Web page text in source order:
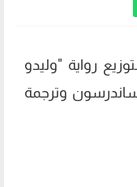
رواية "وليدو
ساندرسون وترجمة